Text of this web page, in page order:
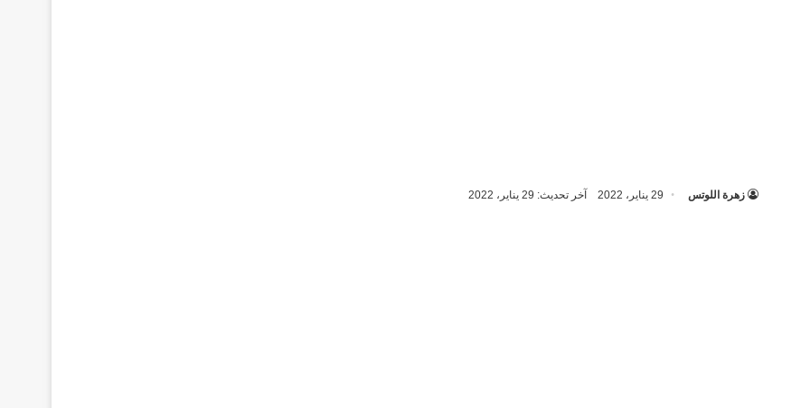
زهرة اللوتس 29 يناير، 2022 آخر تحديث: 29 يناير، 2022